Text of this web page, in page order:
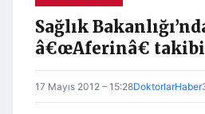
Sağlık
â€œAferinâ€ takibi
17 Mayıs 2012 – 15:28DoktorlarHaber